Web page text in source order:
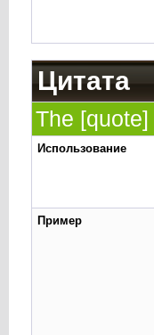
Цитата
The
Использование
Пример